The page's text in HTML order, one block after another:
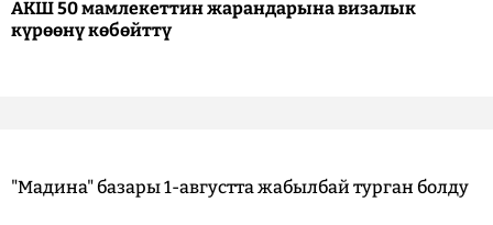
АКШ 50 мамлекеттин жарандарына визалык
күрөөнү көбөйттү
"Мадина" базары 1-августта жабылбай турган болду